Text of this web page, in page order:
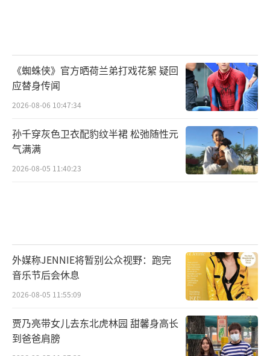
《蜘蛛侠》官方晒荷兰弟打戏花絮 疑回
应替身传闻
2026-08-06 10:47:34
孙千穿灰色卫衣配豹纹半裙 松弛随性元
气满满
2026-08-05 11:40:23
外媒称JENNIE将暂别公众视野：跑完
音乐节后会休息
2026-08-05 11:55:09
贾乃亮带女儿去东北虎林园 甜馨身高长
到爸爸肩膀